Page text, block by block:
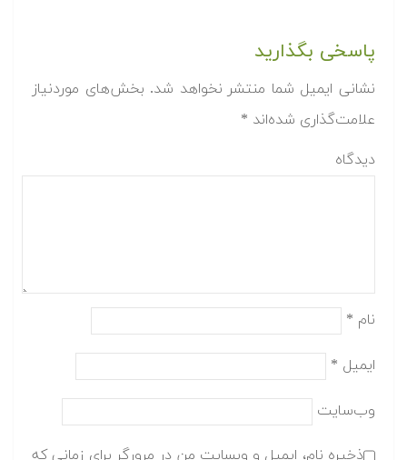
پاسخی بگذارید
نشانی ایمیل شما منتشر نخواهد شد. بخش‌های موردنیاز
علامت‌گذاری شده‌اند *
دیدگاه
نام *
ایمیل *
وب‌سایت
ذخیره نام، ایمیل و وبسایت من در مرورگر برای زمانی که